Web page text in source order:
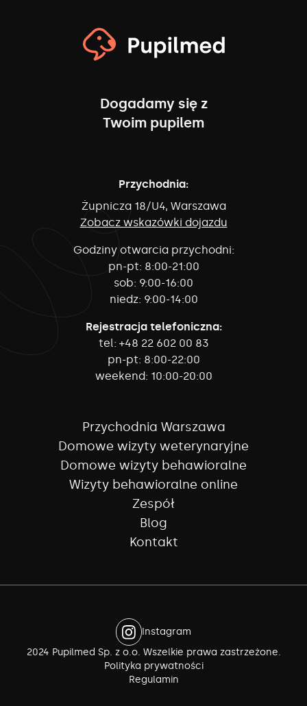
Dogadamy się z
Twoim pupilem
Przychodnia:
Żupnicza 18/U4, Warszawa
Zobacz wskazówki dojazdu
Godziny otwarcia przychodni:
pn-pt: 8:00-21:00
sob: 9:00-16:00
niedz: 9:00-14:00
Rejestracja telefoniczna:
tel: +48 22 602 00 83
pn-pt: 8:00-22:00
weekend: 10:00-20:00
Przychodnia Warszawa
Domowe wizyty weterynaryjne
Domowe wizyty behawioralne
Wizyty behawioralne online
Zespół
Blog
Kontakt
Instagram
2024 Pupilmed Sp. z o.o. Wszelkie prawa zastrzeżone.
Polityka prywatności
Regulamin